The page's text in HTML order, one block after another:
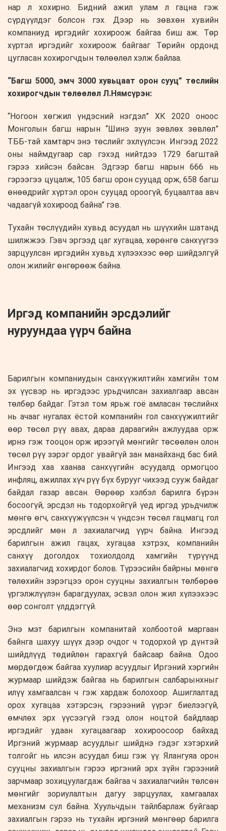
нар л хохирно. Бидний ажил улам л гацна гэж
сүрдүүлдэг болсон гэх. Дээр нь зөвхөн хувийн
компаниуд иргэдийг хохироож байгаа биш аж. Төр
хүртэл иргэдийг хохироож байгааг Төрийн ордонд
цугласан хохирогчдын төлөөлөл хэлж байлаа.
“Багш 5000, эмч 3000 хувьцаат орон сууц” төслийн
хохирогчдын төлөөлөл Л.Нямсүрэн:
“Ногоон хөгжил үндэсний нэгдэл” ХК 2020 оноос
Монголын багш нарын “Шинэ зуун зөвлөх зөвлөл”
ТББ-тай хамтарч энэ төслийг эхлүүлсэн. Ингээд 2022
оны наймдугаар сар гэхэд нийтдээ 1729 багштай
гэрээ хийсэн байсан. Эдгээр багш нарын 666 нь
гэрээгээ цуцалж, 105 багш орон сууцад орж, 658 багш
өнөөдрийг хүртэл орон сууцад ороогүй, буцаалтаа авч
чадаагүй хохироод байна” гэв.
Тухайн төслүүдийн хувьд асуудал нь шүүхийн шатанд
шилжжээ. Гэвч эргээд цаг хугацаа, хөрөнгө санхүүгээ
зарцуулсан иргэдийн хувьд хүлээхээс өөр шийдэлгүй
олон жилийг өнгөрөөж байна.
Иргэд компанийн эрсдэлийг
нуруундаа үүрч байна
Барилгын компаниудын санхүүжилтийн хамгийн том
эх үүсвэр нь иргэдээс урьдчилсан захиалгаар авсан
төлбөр байдаг. Гэтэл том ярьж гоё амласан төслийнх
нь ачааг нугалах ёстой компанийн гол санхүүжилтийг
өөр төсөл рүү авах, дараа дараагийн ажлуудаа орж
ирнэ гэж тооцон орж ирээгүй мөнгийг төсөөлөн олон
төсөл рүү зэрэг ордог увайгүй зан манайханд бас бий.
Ингээд хаа хаанаа санхүүгийн асуудалд ормогцоо
инфляц, ажиллах хүч рүү бүх бурууг чихээд сууж байдаг
байдал газар авсан. Өөрөөр хэлбэл барилга бүрэн
босоогүй, эрсдэл нь тодорхойгүй үед иргэд урьдчилж
мөнгө өгч, санхүүжүүлсэн ч үндсэн төсөл гацмагц гол
эрсдлийг мөн л захиалагчид үүрч байна. Ингээд
барилгын ажил гацах, хугацаа хэтрэх, компанийн
санхүү доголдох тохиолдолд хамгийн түрүүнд
захиалагчид хохирдог болов. Түрээсийн байрны мөнгө
төлөхийн зэрэгцээ орон сууцны захиалгын төлбөрөө
үргэлжлүүлэн барагдуулах, эсвэл олон жил хүлээхээс
өөр сонголт үлддэггүй.
Энэ мэт барилгын компанитай холбоотой маргаан
байнга шахуу шүүх дээр очдог ч тодорхой үр дүнтэй
шийдлүүд төдийлөн гарахгүй байсаар байна. Одоо
мөрдөгдөж байгаа хуулиар асуудлыг Иргэний хэргийн
журмаар шийдэж байгаа нь барилгын салбарынхныг
илүү хамгаалсан ч гэж хардаж болохоор. Ашиглалтад
орох хугацаа хэтэрсэн, гэрээний үүрэг биелээгүй,
өмчлөх эрх үүсээгүй гээд олон ноцтой байдлаар
иргэдийг удаан хугацаагаар хохироосоор байхад
Иргэний журмаар асуудлыг шийднэ гэдэг хэтэрхий
толгойг нь илсэн асуудал биш гэж үү. Ялангуяа орон
сууцны захиалгын гэрээ иргэний эрх зүйн гэрээний
зарчмаар зохицуулагдаж байгаа ч захиалагчийн төлсөн
мөнгийг зориулалтын дагуу зарцуулах, хамгаалах
механизм сул байна. Хуульчдын тайлбарлаж буйгаар
захиалгын гэрээ нь тухайн иргэний мөнгөөр барилга